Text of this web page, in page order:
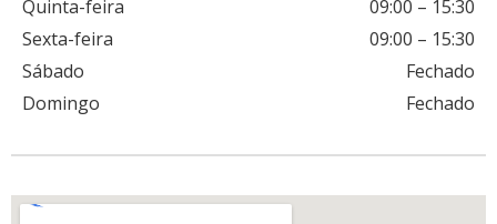
Quinta-feira
09:00 – 15:30
Sexta-feira
09:00 – 15:30
Sábado
Fechado
Domingo
Fechado